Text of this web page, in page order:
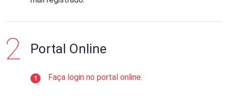
Portal Online
Faça login no portal online.